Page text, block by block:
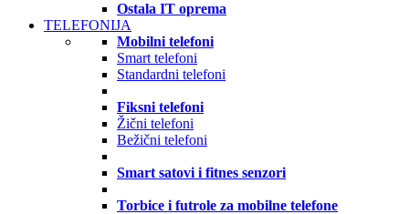
Ostala IT oprema
TELEFONIJA
Mobilni telefoni
Smart telefoni
Standardni telefoni
Fiksni telefoni
Žični telefoni
Bežični telefoni
Smart satovi i fitnes senzori
Torbice i futrole za mobilne telefone